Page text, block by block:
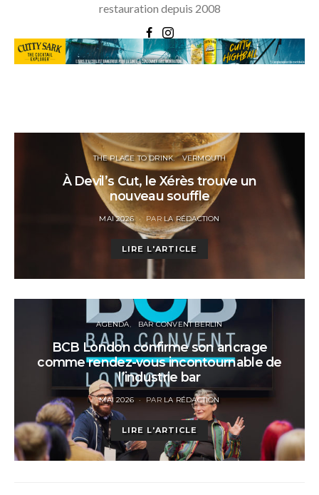
restauration depuis 2008
THE PLACE TO DRINK VERMOUTH
À Devil’s Cut, le Xérès trouve un
nouveau souffle
POSTED
MAI 2026 PAR LA RÉDACTION
LIRE L'ARTICLE
AGENDA BAR CONVENT BERLIN
BCB London confirme son ancrage
comme rendez-vous incontournable de
l’industrie bar
POSTED
ON
MAI 2026 PAR LA RÉDACTION
LIRE L'ARTICLE